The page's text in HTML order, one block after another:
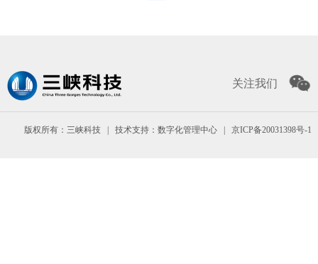
关注我们
版权所有：三峡科技 | 技术支持：数字化管理中心 |京ICP备20031398号-1